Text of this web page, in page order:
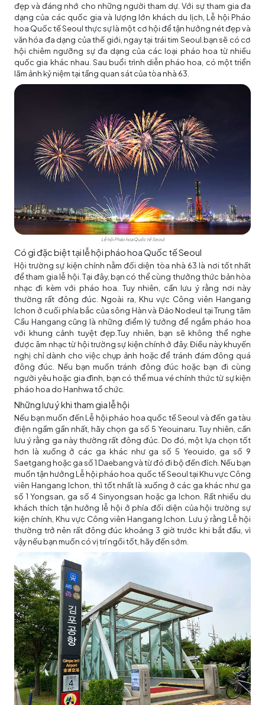
đẹp và đáng nhớ cho những người tham dự. Với sự tham gia đa
dạng của các quốc gia và lượng lớn khách du lịch, Lễ hội Pháo
hoa Quốc tế Seoul thực sự là một cơ hội để tận hưởng nét đẹp và
văn hóa đa dạng của thế giới, ngay tại trái tim Seoul.bạn sẽ có cơ
hội chiêm ngưỡng sự đa dạng của các loại pháo hoa từ nhiều
quốc gia khác nhau. Sau buổi trình diễn pháo hoa, có một triển
lãm ảnh kỷ niệm tại tầng quan sát của tòa nhà 63.
Lễ hội Pháo hoa Quốc tế Seoul
Có gì đặc biệt tại lễ hội pháo hoa Quốc tế Seoul
Hội trường sự kiện chính nằm đối diện tòa nhà 63 là nơi tốt nhất
để tham gia lễ hội. Tại đây, bạn có thể cùng thưởng thức bản hòa
nhạc đi kèm với pháo hoa. Tuy nhiên, cần lưu ý rằng nơi này
thường rất đông đúc. Ngoài ra, Khu vực Công viên Hangang
Ichon ở cuối phía bắc của sông Hàn và Đảo Nodeul tại Trung tâm
Cầu Hangang cũng là những điểm lý tưởng để ngắm pháo hoa
với khung cảnh tuyệt đẹp.Tuy nhiên, bạn sẽ không thể nghe
được âm nhạc từ hội trường sự kiện chính ở đây. Điều này khuyến
nghị chỉ dành cho việc chụp ảnh hoặc để tránh đám đông quá
đông đúc. Nếu bạn muốn tránh đông đúc hoặc bạn đi cùng
người yêu hoặc gia đình, bạn có thể mua vé chính thức từ sự kiện
pháo hoa do Hanhwa tổ chức.
Những lưu ý khi tham gia lễ hội
Nếu bạn muốn đến Lễ hội pháo hoa quốc tế Seoul và đến ga tàu
điện ngầm gần nhất, hãy chọn ga số 5 Yeouinaru. Tuy nhiên, cần
lưu ý rằng ga này thường rất đông đúc. Do đó, một lựa chọn tốt
hơn là xuống ở các ga khác như ga số 5 Yeouido, ga số 9
Saetgang hoặc ga số 1 Daebang và từ đó đi bộ đến đích. Nếu bạn
muốn tận hưởng Lễ hội pháo hoa quốc tế Seoul tại Khu vực Công
viên Hangang Ichon, thì tốt nhất là xuống ở các ga khác như ga
số 1 Yongsan, ga số 4 Sinyongsan hoặc ga Ichon. Rất nhiều du
khách thích tận hưởng lễ hội ở phía đối diện của hội trường sự
kiện chính, Khu vực Công viên Hangang Ichon. Lưu ý rằng Lễ hội
thường trở nên rất đông đúc khoảng 3 giờ trước khi bắt đầu, vì
vậy nếu bạn muốn có vị trí ngồi tốt, hãy đến sớm.